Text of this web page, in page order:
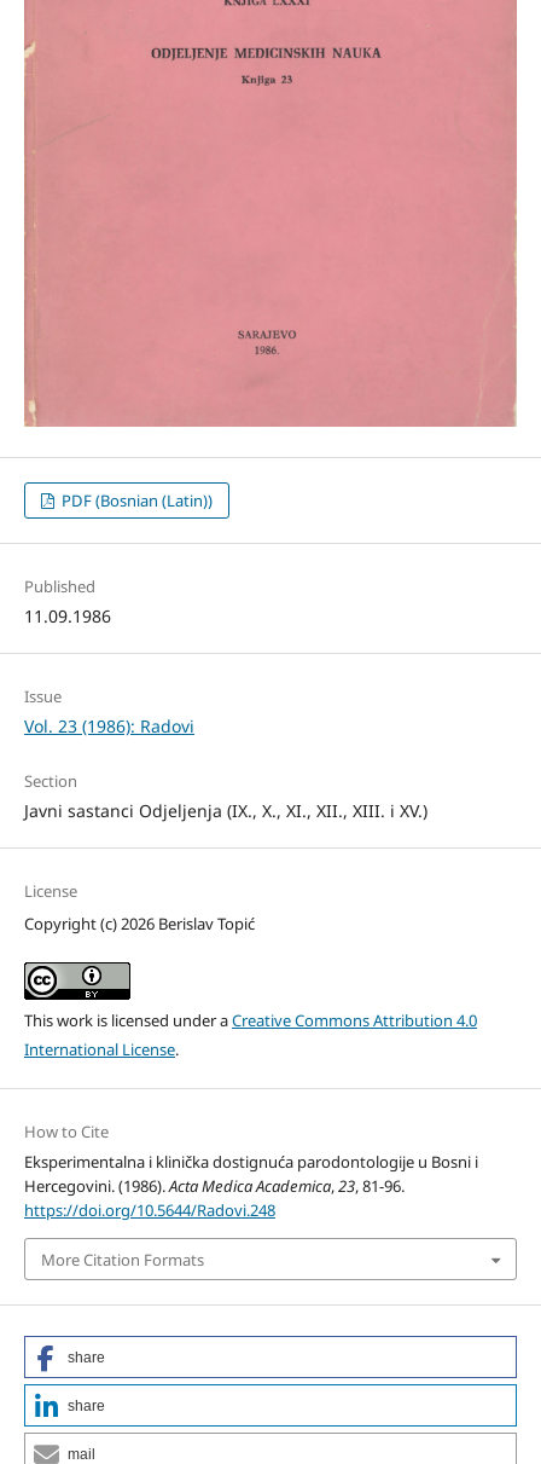
PDF (Bosnian (Latin))
Published
11.09.1986
Issue
Vol. 23 (1986): Radovi
Section
Javni sastanci Odjeljenja (IX., X., XI., XII., XIII. i XV.)
License
Copyright (c) 2026 Berislav Topić
This work is licensed under aCreative Commons Attribution 4.0
International License.
How to Cite
Eksperimentalna i klinička dostignuća parodontologije u Bosni i
Hercegovini. (1986).Acta Medica Academica,23, 81-96.
https://doi.org/10.5644/Radovi.248
More Citation Formats
share
share
mail